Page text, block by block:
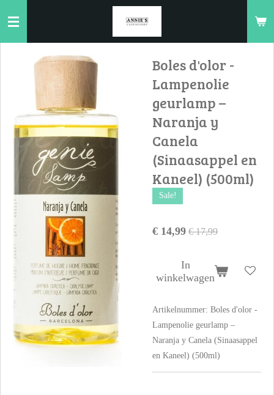
direct
naar
hoofdinhoud
Boles d'olor -
Lampenolie
geurlamp –
Naranja y
Canela
(Sinaasappel en
Kaneel) (500ml)
Sale!
€ 14,99 € 17,99
In
winkelwagen
Artikelnummer: Boles d'olor -
Lampenolie geurlamp –
Naranja y Canela (Sinaasappel
en Kaneel) (500ml)